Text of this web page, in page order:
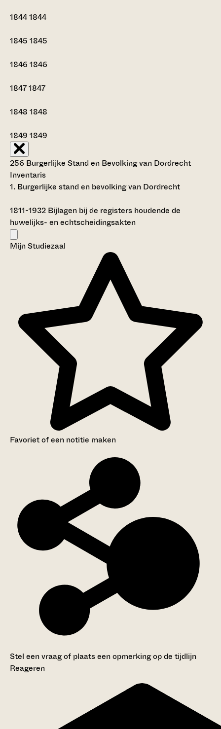
18441844
1845 1845
1846 1846
18471847
1848 1848
1849 1849
256 Burgerlijke Stand en Bevolking van Dordrecht
Inventaris
1. Burgerlijke stand en bevolking van Dordrecht
1811-1932 Bijlagen bij de registers houdende de
huwelijks- en echtscheidingsakten
Mijn Studiezaal
Favoriet of een notitie maken
Stel een vraag of plaats een opmerking op de tijdlijn
Reageren